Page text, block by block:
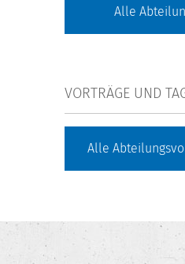
Alle
VORTRÄGE UND
Alle